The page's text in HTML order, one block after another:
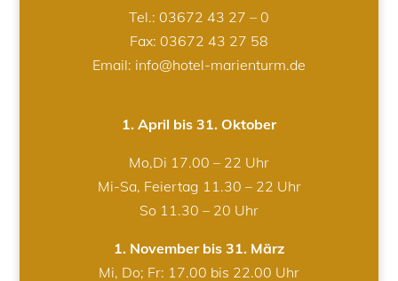
Tel.: 03672 43 27 – 0
Fax: 03672 43 27 58
Email: info@hotel-marienturm.de
1. April bis 31. Oktober
Mo,Di 17.00 – 22 Uhr
Mi-Sa, Feiertag 11.30 – 22 Uhr
So 11.30 – 20 Uhr
1. November bis 31. März
Mi, Do; Fr: 17.00 bis 22.00 Uhr